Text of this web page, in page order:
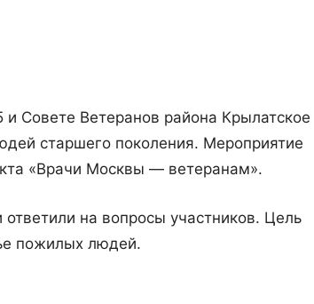
Совете Ветеранов района Крылатское
старшего поколения. Мероприятие
«Врачи Москвы — ветеранам».
на вопросы участников. Цель
пожилых людей.